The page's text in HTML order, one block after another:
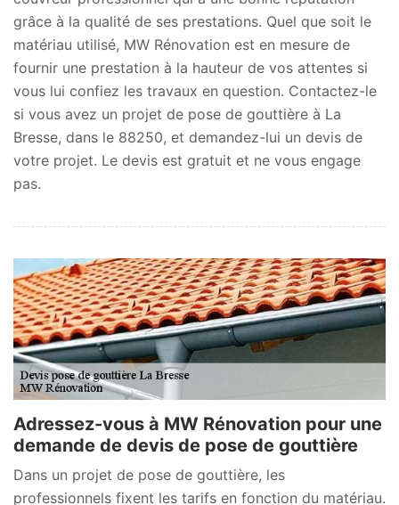
grâce à la qualité de ses prestations. Quel que soit le
matériau utilisé, MW Rénovation est en mesure de
fournir une prestation à la hauteur de vos attentes si
vous lui confiez les travaux en question. Contactez-le
si vous avez un projet de pose de gouttière à La
Bresse, dans le 88250, et demandez-lui un devis de
votre projet. Le devis est gratuit et ne vous engage
pas.
Adressez-vous à MW Rénovation pour une
demande de devis de pose de gouttière
Dans un projet de pose de gouttière, les
professionnels fixent les tarifs en fonction du matériau.